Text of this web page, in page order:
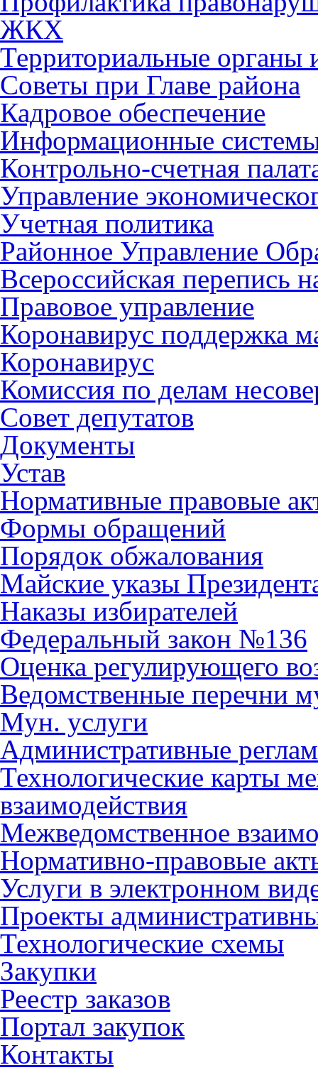
ЖКХ
Территориальные органы
Советы при Главе района
Кадровое обеспечение
Информационные
Контрольно-счетная
Управление
Учетная политика
Районное Управление
Всероссийская перепись
Правовое управление
Коронавирус поддержка
Коронавирус
Комиссия по делам
Совет депутатов
Документы
Устав
Нормативные правовые
Формы обращений
Порядок обжалования
Майские указы
Наказы избирателей
Федеральный закон №136
Оценка регулирующего
Ведомственные перечни
Мун. услуги
Административные
Технологические карты
взаимодействия
Межведомственное
Нормативно-правовые
Услуги в электронном
Проекты
Технологические схемы
Закупки
Реестр заказов
Портал закупок
Контакты